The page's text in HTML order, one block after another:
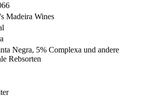
Madeira Wines
Negra, 5% Complexa und andere
Rebsorten